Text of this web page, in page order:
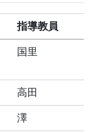
指導教員
国里
高田
澤